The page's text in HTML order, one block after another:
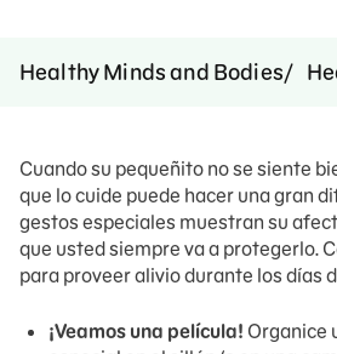
Healthy Minds and Bodies
Cuando su pequeñito no se siente
que lo cuide puede hacer una gran
gestos especiales muestran su
que usted siempre va a protegerlo.
para proveer alivio durante los días
¡Veamos una película! Organice